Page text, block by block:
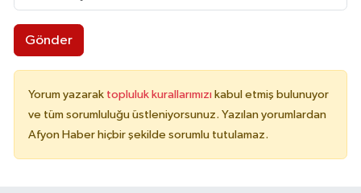
Gönder
Yorum yazarak topluluk kurallarımızı kabul etmiş bulunuyor
ve tüm sorumluluğu üstleniyorsunuz. Yazılan yorumlardan
Afyon Haber hiçbir şekilde sorumlu tutulamaz.